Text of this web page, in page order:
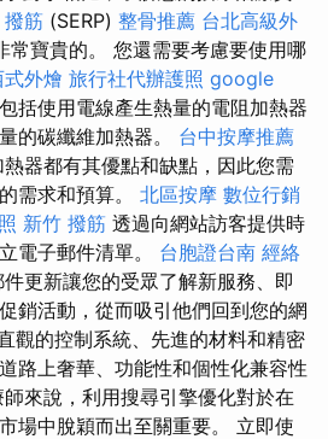
撥筋 (SERP) 整骨推薦 台北高級外
常寶貴的。 您還需要考慮要使用哪
式外燴 旅行社代辦護照 google
括使用電線產生熱量的電阻加熱器
的碳纖維加熱器。 台中按摩推薦
器都有其優點和缺點，因此您需
需求和預算。 北區按摩 數位行銷
新竹 撥筋 透過向網站訪客提供時
電子郵件清單。 台胞證台南 經絡
更新讓您的受眾了解新服務、即
銷活動，從而吸引他們回到您的網
觀的控制系統、先進的材料和精密
路上奢華、功能性和個性化兼容性
來說，利用搜尋引擎優化對於在
場中脫穎而出至關重要。 立即使